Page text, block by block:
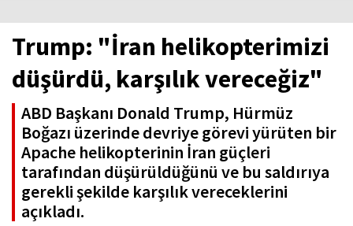
Trump: "İran helikopterimizi
düşürdü, karşılık vereceğiz"
ABD Başkanı Donald Trump, Hürmüz
Boğazı üzerinde devriye görevi yürüten bir
Apache helikopterinin İran güçleri
tarafından düşürüldüğünü ve bu saldırıya
gerekli şekilde karşılık vereceklerini
açıkladı.